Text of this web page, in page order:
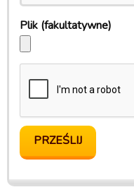
Plik (fakultatywne)